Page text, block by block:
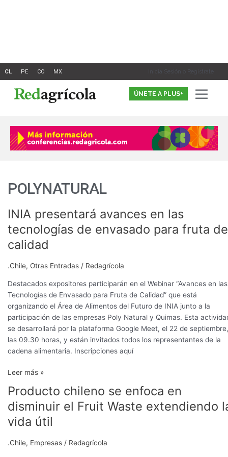
Inicia Sesión o Registrate
ÚNETE A PLUS+
POLYNATURAL
INIA presentará avances en las
tecnologías de envasado para fruta de
calidad
.Chile, Otras Entradas / Redagrícola
Destacados expositores participarán en el Webinar “Avances en las
Tecnologías de Envasado para Fruta de Calidad” que está
organizando el Área de Alimentos del Futuro de INIA junto a la
participación de las empresas Poly Natural y Quimas. Esta
se desarrollará por la plataforma Google Meet, el 22 de
las 09.30 horas, y están invitados todos los representantes de la
cadena alimentaria. Inscripciones aquí
INIA
presentará
avances
en
tecnologías
de
envasado
fruta
de
calidad
Leer más »
Producto chileno se enfoca en
disminuir el Fruit Waste extendiendo
vida útil
.Chile, Empresas / Redagrícola
Producto
chileno
se
enfoca
disminuir